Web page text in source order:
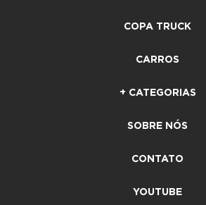
COPA TRUCK
CARROS
+ CATEGORIAS
SOBRE NÓS
CONTATO
YOUTUBE